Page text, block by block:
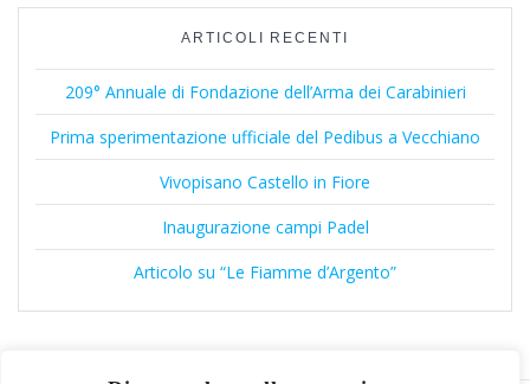
ARTICOLI RECENTI
209° Annuale di Fondazione dell’Arma dei Carabinieri
Prima sperimentazione ufficiale del Pedibus a Vecchiano
Vivopisano Castello in Fiore
Inaugurazione campi Padel
Articolo su “Le Fiamme d’Argento”